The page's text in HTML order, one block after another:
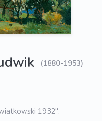
(1880-1953)
1932".